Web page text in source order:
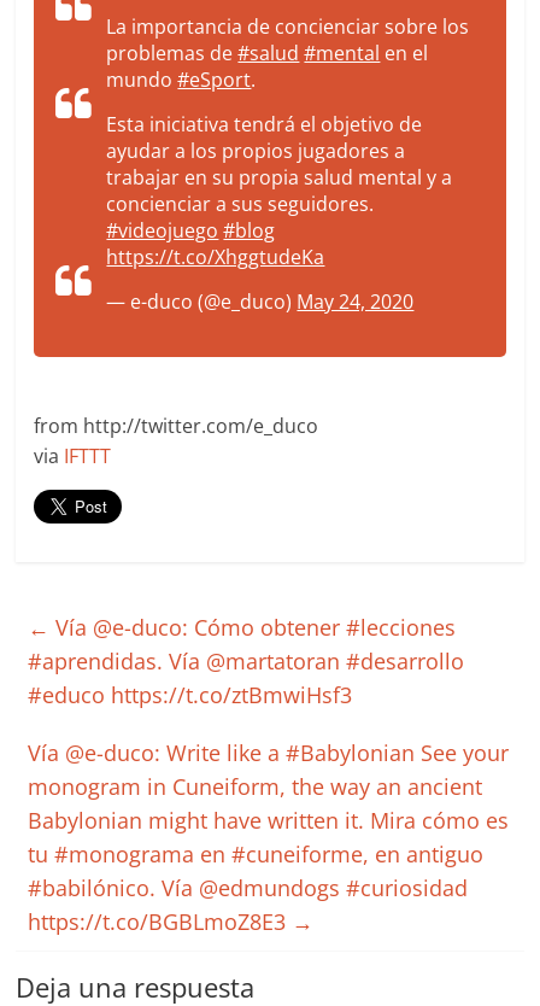
La importancia de concienciar sobre los
problemas de#salud #mental en el
mundo#eSport.
Esta iniciativa tendrá el objetivo de
ayudar a los propios jugadores a
trabajar en su propia salud mental y a
concienciar a sus seguidores.
#videojuego #blog
https://t.co/XhggtudeKa
— e-duco (@e_duco) May 24, 2020
from http://twitter.com/e_duco
via IFTTT
← Vía @e-duco: Cómo obtener #lecciones
#aprendidas. Vía @martatoran #desarrollo
#educo https://t.co/ztBmwiHsf3
Vía @e-duco: Write like a #Babylonian See your
monogram in Cuneiform, the way an ancient
Babylonian might have written it. Mira cómo es
tu #monograma en #cuneiforme, en antiguo
#babilónico. Vía @edmundogs #curiosidad
https://t.co/BGBLmoZ8E3 →
Deja una respuesta